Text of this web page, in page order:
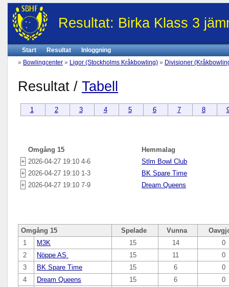
Resultat: Birka Klass 3
Start Resultat
Inloggning
» Bowlingcenter » Ligor (Stockholms Kråkbowling) » Divisioner
Resultat / Tabell
1 2 3 4 5 6 7 8
Omgång 15
Hemmalag
+ 2026-04-27 19:10 4-6
Stlm Bowl Club
+ 2026-04-27 19:10 1-3
BK Spare Time
+ 2026-04-27 19:10 7-9 Dream Queens
Omgång 15 Spelade Vunna
1
M3K 15 14
0
2
Nöppe AS 15 11
0
3
BK Spare Time 15 6
0
4
Dream Queens 15 6
0